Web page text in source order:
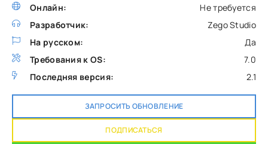
Онлайн:
Не требуется
Разработчик:
Zego Studio
На русском:
Да
Требования к OS:
7.0
Последняя версия:
2.1
ЗАПРОСИТЬ ОБНОВЛЕНИЕ
ПОДПИСАТЬСЯ